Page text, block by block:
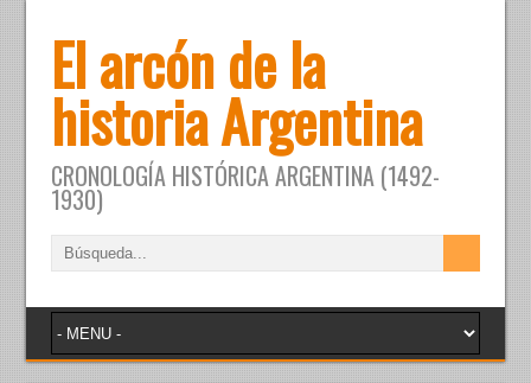
El arcón de la
historia Argentina
CRONOLOGÍA HISTÓRICA ARGENTINA (1492-
1930)